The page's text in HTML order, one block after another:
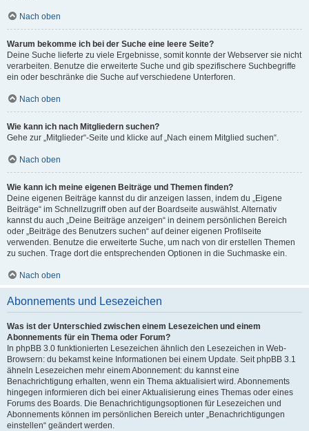
Nach oben
Warum bekomme ich bei der Suche eine leere Seite?
Deine Suche lieferte zu viele Ergebnisse, somit konnte der Webserver sie nicht
verarbeiten. Benutze die erweiterte Suche und gib spezifischere Suchbegriffe
ein oder beschränke die Suche auf verschiedene Unterforen.
Nach oben
Wie kann ich nach Mitgliedern suchen?
Gehe zur „Mitglieder“-Seite und klicke auf „Nach einem Mitglied suchen“.
Nach oben
Wie kann ich meine eigenen Beiträge und Themen finden?
Deine eigenen Beiträge kannst du dir anzeigen lassen, indem du „Eigene
Beiträge“ im Schnellzugriff oben auf der Boardseite auswählst. Alternativ
kannst du auch „Deine Beiträge anzeigen“ in deinem persönlichen Bereich
oder „Beiträge des Benutzers suchen“ auf deiner eigenen Profilseite
verwenden. Benutze die erweiterte Suche, um nach von dir erstellen Themen
zu suchen. Trage dort die entsprechenden Optionen in die Suchmaske ein.
Nach oben
Abonnements und Lesezeichen
Was ist der Unterschied zwischen einem Lesezeichen und einem
Abonnements für ein Thema oder Forum?
In phpBB 3.0 funktionierten Lesezeichen ähnlich den Lesezeichen in Web-
Browsern: du bekamst keine Informationen bei einem Update. Seit phpBB 3.1
ähneln Lesezeichen mehr einem Abonnement: du kannst eine
Benachrichtigung erhalten, wenn ein Thema aktualisiert wird. Abonnements
hingegen informieren dich bei einer Aktualisierung eines Themas oder eines
Forums des Boards. Die Benachrichtigungsoptionen für Lesezeichen und
Abonnements können im persönlichen Bereich unter „Benachrichtigungen
einstellen“ geändert werden.